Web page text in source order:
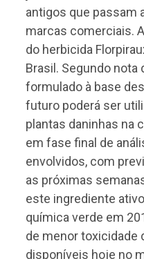
antigos que passam
marcas comerciais.
do herbicida
Brasil. Segundo nota
formulado à base
futuro poderá ser
plantas daninhas na
em fase final de
envolvidos, com
as próximas
este ingrediente
química verde em
de menor toxicidade
disponíveis hoje no